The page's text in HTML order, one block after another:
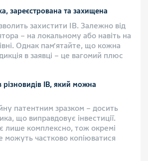
зареєстрована та захищена
захистити ІВ. Залежно від
– на локальному або навіть на
Однак пам’ятайте, що кожна
в заявці – це вагомий плюс
ІВ, який можна
патентним зразком – досить
що виправдовує інвестиції.
лише комплексно, тож окремі
частково копіюватися